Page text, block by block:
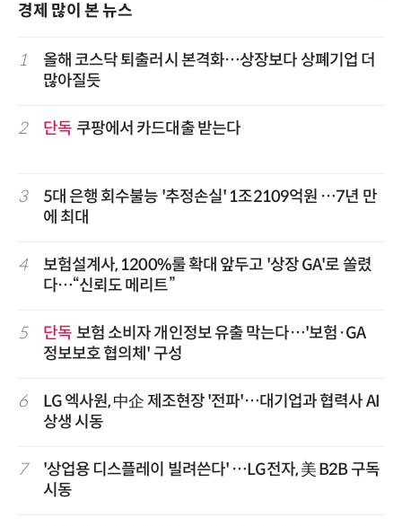
경제 많이 본 뉴스
1
올해 코스닥 퇴출러시 본격화…상장보다 상폐기업 더
많아질듯
2 단독 쿠팡에서 카드대출 받는다
3
5대 은행 회수불능 '추정손실' 1조2109억원 …7년 만
에 최대
4
보험설계사, 1200%룰 확대 앞두고 '상장 GA'로 쏠렸
다…“신뢰도 메리트”
5 단독 보험 소비자 개인정보 유출 막는다…'보험·GA
정보보호 협의체' 구성
6
LG 엑사원, 中企 제조현장 '전파'…대기업과 협력사 AI
상생 시동
7
'상업용 디스플레이 빌려쓴다' …LG전자, 美 B2B 구독
시동